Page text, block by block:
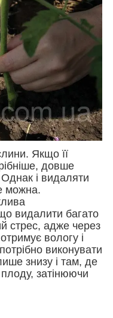
Якщо її
довше
Однак і видаляти
можна.
видалити багато
стрес, адже через
вологу і
виконувати
знизу і там, де
затінюючи